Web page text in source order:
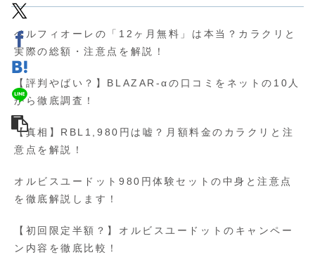
ベルフィオーレの「12ヶ月無料」は本当？カラクリと
実際の総額・注意点を解説！
【評判やばい？】BLAZAR-αの口コミをネットの10人
から徹底調査！
【真相】RBL1,980円は嘘？月額料金のカラクリと注
意点を解説！
オルビスユードット980円体験セットの中身と注意点
を徹底解説します！
【初回限定半額？】オルビスユードットのキャンペー
ン内容を徹底比較！